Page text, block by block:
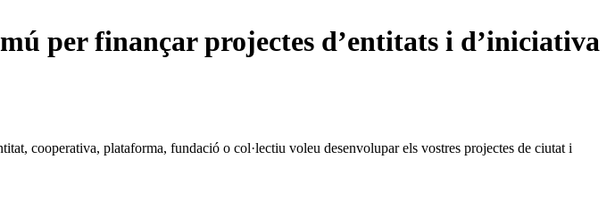
per finançar projectes d’entitats i d’iniciativa
cooperativa, plataforma, fundació o col·lectiu voleu desenvolupar els vostres projectes de ciutat i